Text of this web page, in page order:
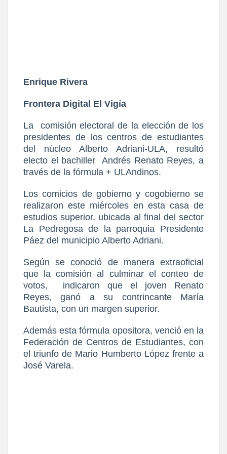
Enrique Rivera
Frontera Digital El Vigía
La
comisión electoral de la elección de los
presidentes de los centros de estudiantes
del núcleo Alberto Adriani-ULA, resultó
electo el bachiller
Andrés Renato Reyes, a
través de la fórmula + ULAndinos.
Los comicios de gobierno y cogobierno se
realizaron este miércoles en esta casa de
estudios superior, ubicada al final del sector
La Pedregosa de la parroquia Presidente
Páez del municipio Alberto Adriani.
Según se conoció de manera extraoficial
que la comisión al culminar el conteo de
votos,
indicaron que el joven Renato
Reyes, ganó a su contrincante María
Bautista, con un margen superior.
Además esta fórmula opositora, venció en la
Federación de Centros de Estudiantes, con
el triunfo de Mario Humberto López frente a
José Varela.